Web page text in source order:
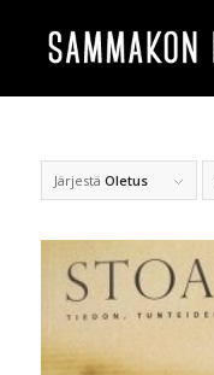
Järjestä Oletus